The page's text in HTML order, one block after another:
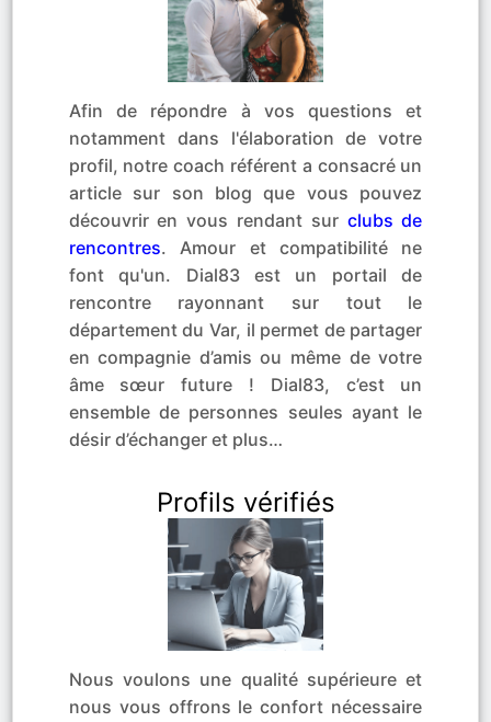
Afin de répondre à vos questions et
notamment dans l'élaboration de votre
profil, notre coach référent a consacré un
article sur son blog que vous pouvez
découvrir en vous rendant sur clubs de
rencontres. Amour et compatibilité ne
font qu'un. Dial83 est un portail de
rencontre rayonnant sur tout le
département du Var, il permet de partager
en compagnie d’amis ou même de votre
âme sœur future ! Dial83, c’est un
ensemble de personnes seules ayant le
désir d’échanger et plus…
Profils vérifiés
Nous voulons une qualité supérieure et
nous vous offrons le confort nécessaire